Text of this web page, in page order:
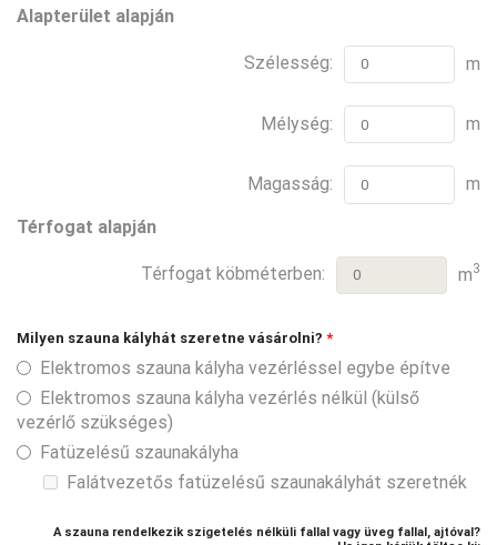
Alapterület alapján
Szélesség: m
Mélység: m
Magasság: m
Térfogat alapján
Térfogat köbméterben: m3
Milyen szauna kályhát szeretne vásárolni? *
Elektromos szauna kályha vezérléssel egybe építve
Elektromos szauna kályha vezérlés nélkül (külső
vezérlő szükséges)
Fatüzelésű szaunakályha
Falátvezetős fatüzelésű szaunakályhát szeretnék
A szauna rendelkezik szigetelés nélküli fallal vagy üveg fallal, ajtóval?